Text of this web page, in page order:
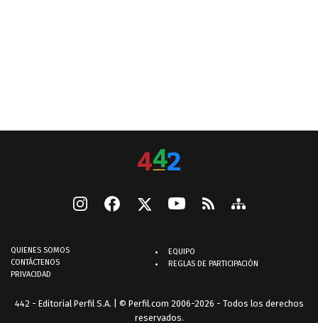
QUIENES SOMOS
CONTÁCTENOS
PRIVACIDAD
EQUIPO
REGLAS DE PARTICIPACIÓN
442 - Editorial Perfil S.A. | © Perfil.com 2006-2026 - Todos los derechos
reservados.